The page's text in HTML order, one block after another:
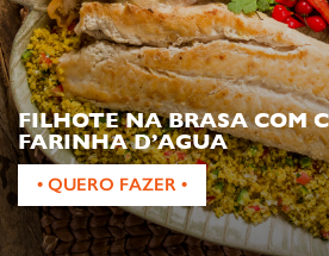
FILHOTE NA BRASA COM
FARINHA D’AGUA
• QUERO FAZER •